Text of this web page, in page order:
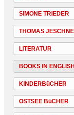
SIMONE TRIEDER
THOMAS
LITERATUR
BOOKS IN ENGLISH
KINDERBüCHER
OSTSEE BüCHER